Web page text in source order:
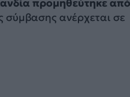
προμηθεύτηκε
σύμβασης ανέρχεται σε